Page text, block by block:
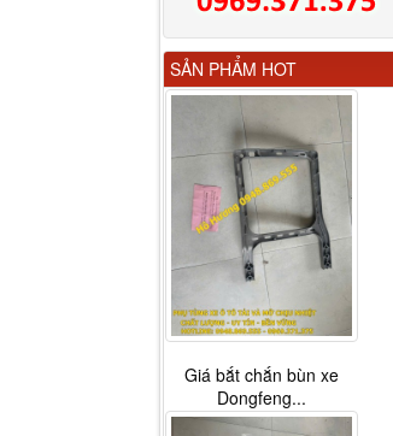
SẢN PHẨM HOT
Gương chiếu hậu FAW
JH6 có sấy...
Giá bắt chắn bùn xe
Dongfeng...